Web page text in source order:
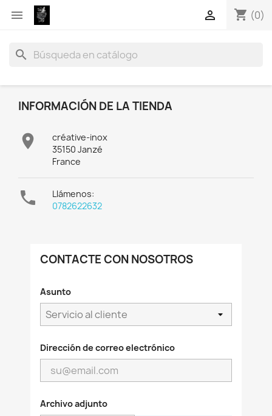
 shopping_cart (0)

search
INFORMACIÓN DE LA TIENDA

créative-inox
35150 Janzé
France

Llámenos:
0782622632
CONTACTE CON NOSOTROS
Asunto
Dirección de correo electrónico
Archivo adjunto